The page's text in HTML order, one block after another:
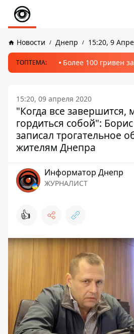
Новости Днепр 15:20, 9
ТОПТЕМА: Более 100 гривен
15:20, 09 апреля 2020
"Когда все
гордиться собой":
записал трогательное
жителям Днепра
Информатор Днепр
ЖУРНАЛИСТ
👍